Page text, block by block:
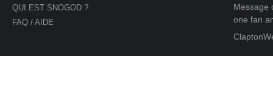
QUI EST SNOGOD ?
FAQ / AIDE
Message
one fan